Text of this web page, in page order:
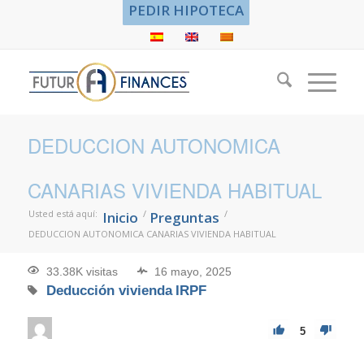
PEDIR HIPOTECA
DEDUCCION AUTONOMICA
CANARIAS VIVIENDA HABITUAL
Usted está aquí: Inicio / Preguntas /
DEDUCCION AUTONOMICA CANARIAS VIVIENDA HABITUAL
33.38K visitas 16 mayo, 2025
Deducción vivienda IRPF
5